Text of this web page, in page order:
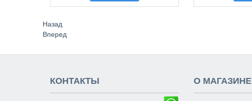
Назад
Вперед
КОНТАКТЫ О МАГАЗИНЕ